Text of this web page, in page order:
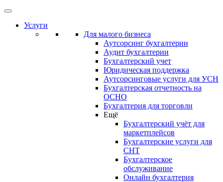
Услуги
Для малого бизнеса
Аутсорсинг бухгалтерии
Аудит бухгалтерии
Бухгалтерский учет
Юридическая поддержка
Аутсорсинговые услуги для УСН
Бухгалтерская отчетность на
ОСНО
Бухгалтерия для торговли
Ещё
Бухгалтерский учёт для
маркетплейсов
Бухгалтерские услуги для
СНТ
Бухгалтерское
обслуживание
Онлайн бухгалтерия